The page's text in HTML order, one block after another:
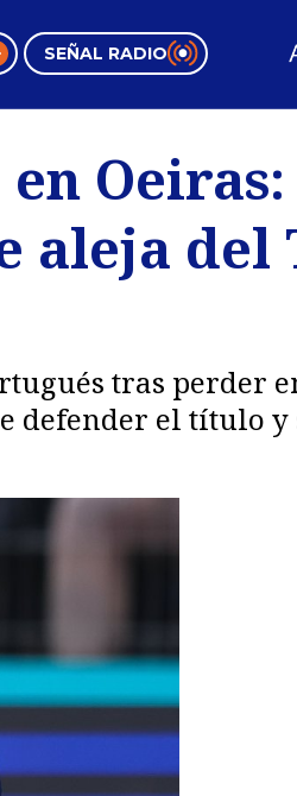
SEÑAL RADIO
Tendencias
Videos
aleja del
tras perder
defender el título y